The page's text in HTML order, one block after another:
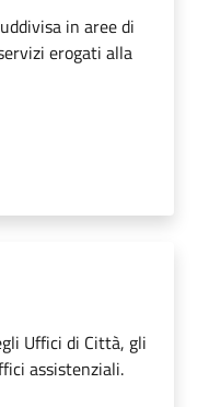
in aree di
erogati alla
Uffici di Città, gli
assistenziali.